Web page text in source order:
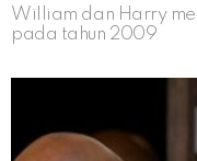
William dan Harry
pada tahun 2009